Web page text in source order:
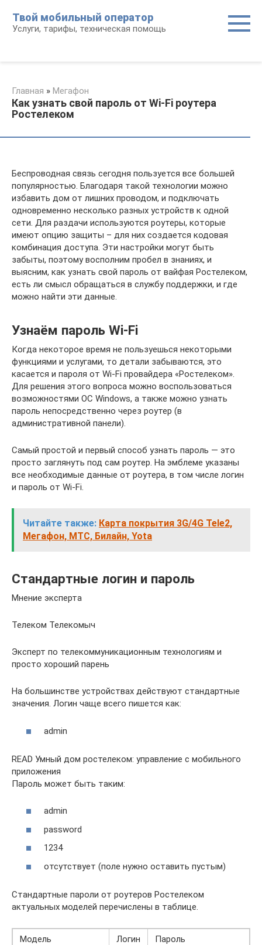
контенту
Твой мобильный оператор
Услуги, тарифы, техническая помощь
Главная » Мегафон
Как узнать свой пароль от Wi-Fi роутера
Ростелеком
Беспроводная связь сегодня пользуется все большей
популярностью. Благодаря такой технологии можно
избавить дом от лишних проводом, и подключать
одновременно несколько разных устройств к одной
сети. Для раздачи используются роутеры, которые
имеют опцию защиты – для них создается кодовая
комбинация доступа. Эти настройки могут быть
забыты, поэтому восполним пробел в знаниях, и
выясним, как узнать свой пароль от вайфая Ростелеком,
есть ли смысл обращаться в службу поддержки, и где
можно найти эти данные.
Узнаём пароль Wi-Fi
Когда некоторое время не пользуешься некоторыми
функциями и услугами, то детали забываются, это
касается и пароля от Wi-Fi провайдера «Ростелеком».
Для решения этого вопроса можно воспользоваться
возможностями ОС Windows, а также можно узнать
пароль непосредственно через роутер (в
административной панели).
Самый простой и первый способ узнать пароль — это
просто заглянуть под сам роутер. На эмблеме указаны
все необходимые данные от роутера, в том числе логин
и пароль от Wi-Fi.
Читайте также: Карта покрытия 3G/4G Tele2,
Мегафон, МТС, Билайн, Yota
Стандартные логин и пароль
Мнение эксперта
Телеком Телекомыч
Эксперт по телекоммуникационным технологиям и
просто хороший парень
На большинстве устройствах действуют стандартные
значения. Логин чаще всего пишется как:
admin
READ Умный дом ростелеком: управление с мобильного
приложения
Пароль может быть таким:
admin
password
1234
отсутствует (поле нужно оставить пустым)
Стандартные пароли от роутеров Ростелеком
актуальных моделей перечислены в таблице.
Модель Логин
Пароль